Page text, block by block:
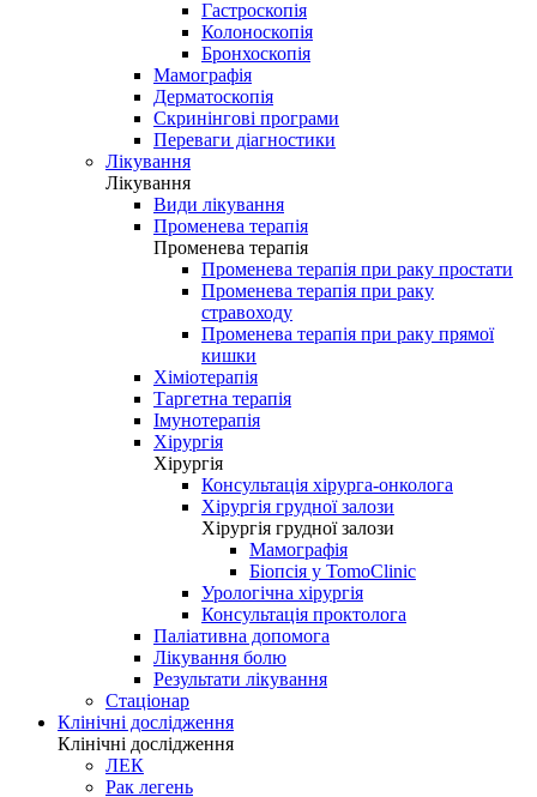
Гастроскопія
Колоноскопія
Бронхоскопія
Мамографія
Дерматоскопія
Скринінгові програми
Переваги діагностики
Лікування
Лікування
Види лікування
Променева терапія
Променева терапія
Променева терапія при раку простати
Променева терапія при раку
стравоходу
Променева терапія при раку прямої
кишки
Хіміотерапія
Таргетна терапія
Імунотерапія
Хірургія
Хірургія
Консультація хірурга-онколога
Хірургія грудної залози
Хірургія грудної залози
Мамографія
Біопсія у TomoClinic
Урологічна хірургія
Консультація проктолога
Паліативна допомога
Лікування болю
Результати лікування
Стаціонар
Клінічні дослідження
Клінічні дослідження
ЛЕК
Рак легень